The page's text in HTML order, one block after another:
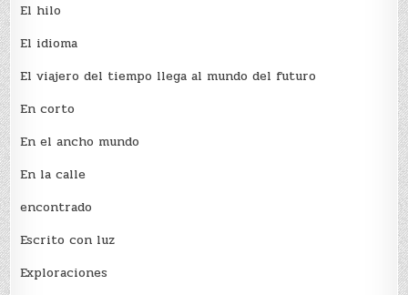
El hilo
El idioma
El viajero del tiempo llega al mundo del futuro
En corto
En el ancho mundo
En la calle
encontrado
Escrito con luz
Exploraciones